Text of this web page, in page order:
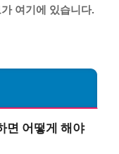
여기에 있습니다.
면 어떻게 해야